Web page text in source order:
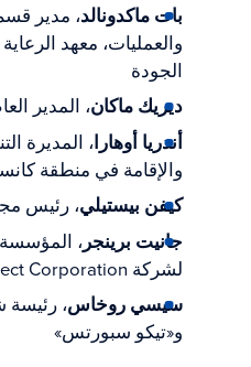
بات ماكدونالد، مدير
والعمليات، معهد
الجودة
ديريك ماكان، المدير
أندريا أوهارا، المديرة
والإقامة في منطقة
كيفن بيستيلي، رئيس
جانيت برينجر ، المؤسسة
لشركة ECCO Select Corporation
سيسي روخاس، رئيسة
و«تيكو سبورتس»